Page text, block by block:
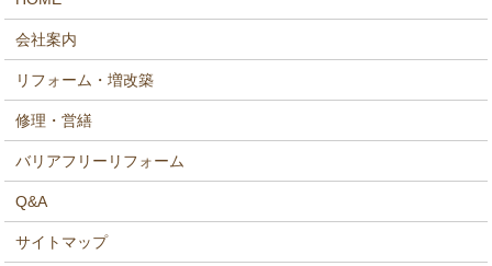
会社案内
リフォーム・増改築
修理・営繕
バリアフリーリフォーム
Q&A
サイトマップ